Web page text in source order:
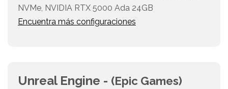
NVMe, NVIDIA RTX 5000 Ada 24GB
Encuentra más configuraciones
Unreal Engine - (Epic Games)